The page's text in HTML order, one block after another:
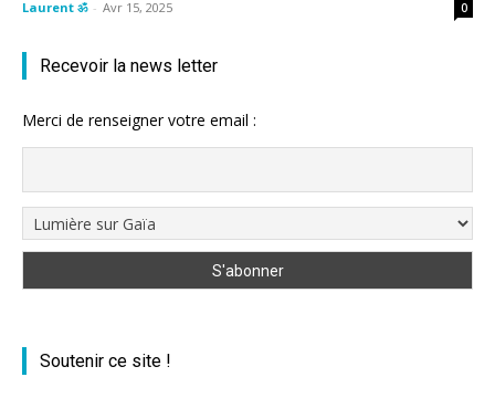
Laurent ॐ - Avr 15, 2025 0
Recevoir la news letter
Merci de renseigner votre email :
Soutenir ce site !